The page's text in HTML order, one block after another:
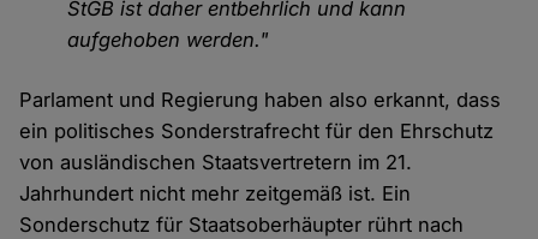
StGB ist daher entbehrlich und kann
aufgehoben werden."
Parlament und Regierung haben also erkannt, dass
ein politisches Sonderstrafrecht für den Ehrschutz
von ausländischen Staatsvertretern im 21.
Jahrhundert nicht mehr zeitgemäß ist. Ein
Sonderschutz für Staatsoberhäupter rührt nach